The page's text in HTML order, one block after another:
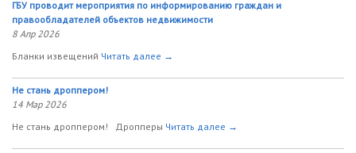
ГБУ проводит мероприятия по информированию граждан и
правообладателей объектов недвижимости
8 Апр 2026
Бланки извещений Читать далее →
Не стань дроппером!
14 Мар 2026
Не стань дроппером! Дропперы Читать далее →